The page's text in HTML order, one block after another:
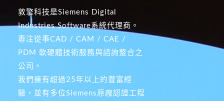
敦擎科技是Siemens Digital
Industries Software系統代理商。
專注從事CAD / CAM / CAE /
PDM 軟硬體技術服務與諮詢整合之
公司。
我們擁有超過25年以上的豐富經
驗，並有多位Siemens原廠認證工程